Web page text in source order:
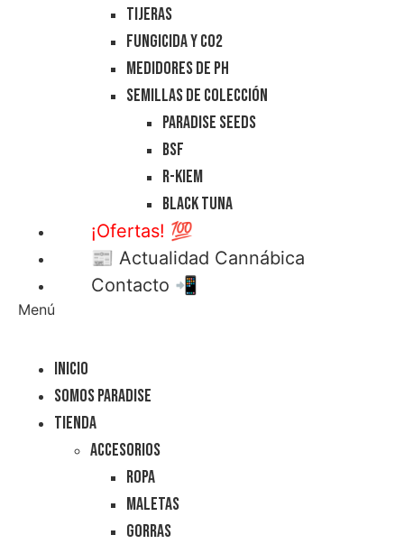
Tijeras
Fungicida y CO2
Medidores de PH
Semillas de Colección
Paradise Seeds
BSF
R-Kiem
Black Tuna
¡Ofertas! 💯
📰 Actualidad Cannábica
Contacto 📲
Menú
Inicio
Somos Paradise
Tienda
Accesorios
Ropa
Maletas
Gorras